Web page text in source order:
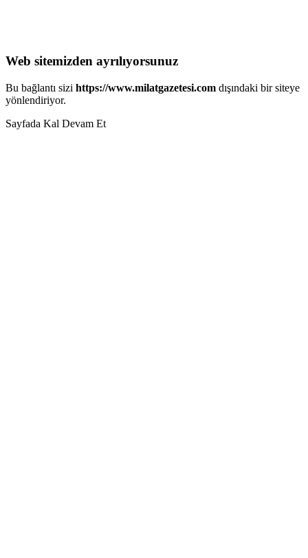
Web sitemizden ayrılıyorsunuz
Bu bağlantı sizi https://www.milatgazetesi.com dışındaki bir siteye
yönlendiriyor.
Sayfada Kal Devam Et